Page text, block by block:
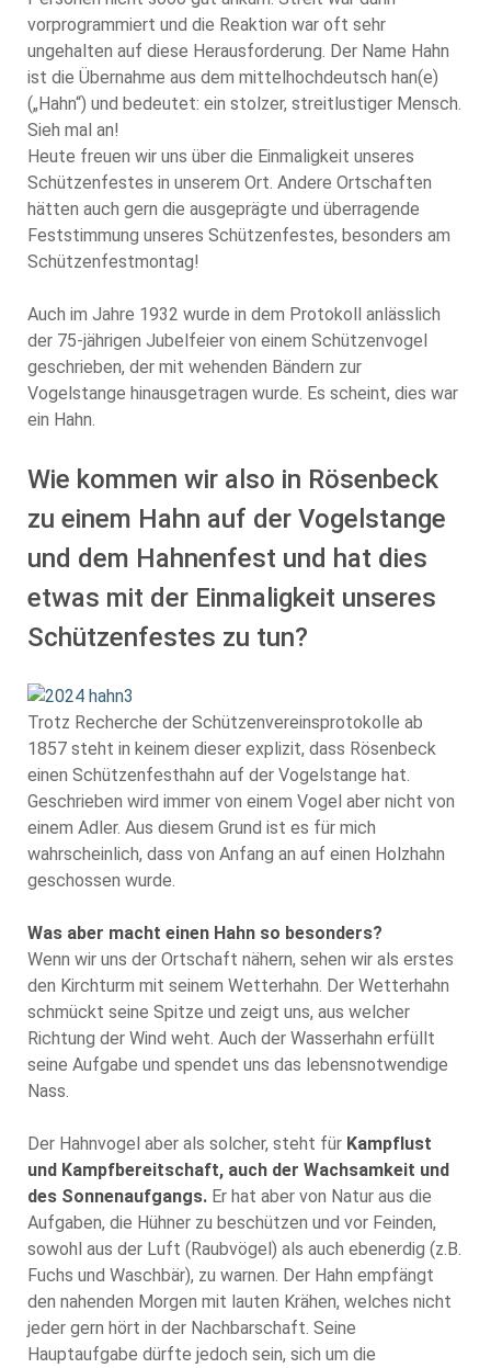
vorprogrammiert und die Reaktion war oft sehr
ungehalten auf diese Herausforderung. Der Name Hahn
ist die Übernahme aus dem mittelhochdeutsch han(e)
(„Hahn“) und bedeutet: ein stolzer, streitlustiger Mensch.
Sieh mal an!
Heute freuen wir uns über die Einmaligkeit unseres
Schützenfestes in unserem Ort. Andere Ortschaften
hätten auch gern die ausgeprägte und überragende
Feststimmung unseres Schützenfestes, besonders am
Schützenfestmontag!
Auch im Jahre 1932 wurde in dem Protokoll anlässlich
der 75-jährigen Jubelfeier von einem Schützenvogel
geschrieben, der mit wehenden Bändern zur
Vogelstange hinausgetragen wurde. Es scheint, dies war
ein Hahn.
Wie kommen wir also in Rösenbeck
zu einem Hahn auf der Vogelstange
und dem Hahnenfest und hat dies
etwas mit der Einmaligkeit unseres
Schützenfestes zu tun?
Trotz Recherche der Schützenvereinsprotokolle ab
1857 steht in keinem dieser explizit, dass Rösenbeck
einen Schützenfesthahn auf der Vogelstange hat.
Geschrieben wird immer von einem Vogel aber nicht von
einem Adler. Aus diesem Grund ist es für mich
wahrscheinlich, dass von Anfang an auf einen Holzhahn
geschossen wurde.
Was aber macht einen Hahn so besonders?
Wenn wir uns der Ortschaft nähern, sehen wir als erstes
den Kirchturm mit seinem Wetterhahn. Der Wetterhahn
schmückt seine Spitze und zeigt uns, aus welcher
Richtung der Wind weht. Auch der Wasserhahn erfüllt
seine Aufgabe und spendet uns das lebensnotwendige
Nass.
Der Hahnvogel aber als solcher, steht für Kampflust
und Kampfbereitschaft, auch der Wachsamkeit und
des Sonnenaufgangs. Er hat aber von Natur aus die
Aufgaben, die Hühner zu beschützen und vor Feinden,
sowohl aus der Luft (Raubvögel) als auch ebenerdig (z.B.
Fuchs und Waschbär), zu warnen. Der Hahn empfängt
den nahenden Morgen mit lauten Krähen, welches nicht
jeder gern hört in der Nachbarschaft. Seine
Hauptaufgabe dürfte jedoch sein, sich um die